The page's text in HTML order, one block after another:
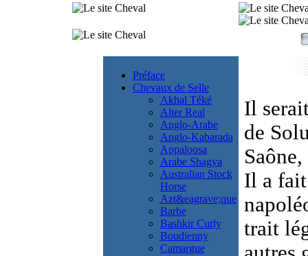
Préface
Chevaux de Selle
Akhal Téké
Alter Real
Anglo-Arabe
Anglo-Kabarada
Appaloosa
Arabe Shagya
Australian Stock
Horse
Azt&eagrave;que
Barbe
Bashkir Curly
Boudienny
Camargue
Il
de
Il a fait
trait